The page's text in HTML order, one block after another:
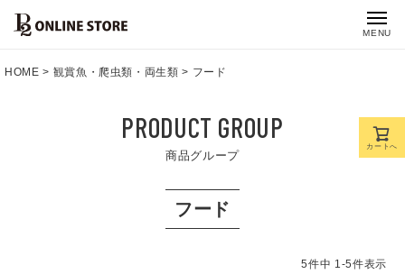
MENU
HOME 観賞魚・爬虫類・両生類 フード
PRODUCT GROUP
商品グループ
フード
5件中 1-5件表示
カートへ